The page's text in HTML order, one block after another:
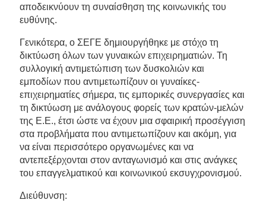
αποδεικνύουν τη συναίσθηση της κοινωνικής του
ευθύνης.
Γενικότερα, ο ΣΕΓΕ δημιουργήθηκε με στόχο τη
δικτύωση όλων των γυναικών επιχειρηματιών. Τη
συλλογική αντιμετώπιση των δυσκολιών και
εμποδίων που αντιμετωπίζουν οι γυναίκες-
επιχειρηματίες σήμερα, τις εμπορικές συνεργασίες και
τη δικτύωση με ανάλογους φορείς των κρατών-μελών
της Ε.Ε., έτσι ώστε να έχουν μια σφαιρική προσέγγιση
στα προβλήματα που αντιμετωπίζουν και ακόμη, για
να είναι περισσότερο οργανωμένες και να
αντεπεξέρχονται στον ανταγωνισμό και στις ανάγκες
του επαγγελματικού και κοινωνικού εκσυγχρονισμού.
Διεύθυνση: